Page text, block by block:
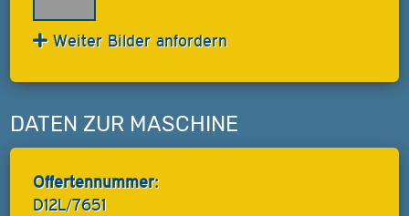
Weiter Bilder anfordern
DATEN ZUR MASCHINE
Offertennummer:
D12L/7651